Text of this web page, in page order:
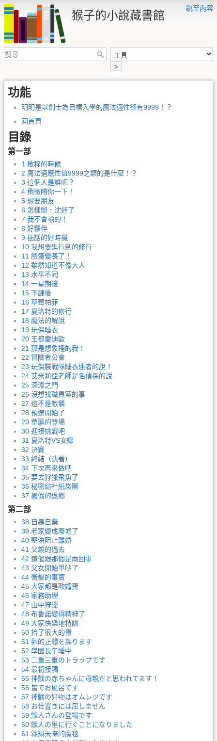
跳至內容
猴子的小說藏書館
>
功能
明明是以劍士為目標入學的魔法適性卻有9999！？
回首頁
目錄
第一部
1 啟程的時候
2 魔法適應性值9999之類的是什麼！？
3 這個人是誰呢？
4 稍微陪你一下！
5 想要朋友
6 怎樣辦，沈迷了
7 我不會輸的！
8 好夥伴
9 插話的好時機
10 我想要進行劍的修行
11 臉蛋變長了！
12 雖然知道不像大人
13 水平不同
14 一星期後
15 下課後
16 草莓帕菲
17 夏洛特的修行
18 魔法的解說
19 玩偶睡衣
20 王都雷迪歐
21 那是想象裡的我！
22 冒險者公會
23 玩偶裝戰隊睡衣連者的說！
24 艾米莉亞老師是名偵探的說
25 深淵之門
26 沒想找職員室的事
27 這不是敵襲
28 預選開始了
29 華麗的登場
30 迎接挑戰吧
31 夏洛特VS安娜
32 決賽
33 終結（決著）
34 下次再來做吧
35 要去狩獵飛魚了
36 秘密結社紙袋團
37 暑假的返鄉
第二部
38 自暴自棄
39 老家變成廢墟了
40 堅決阻止離婚
41 父親的過去
42 這個跟那個是兩回事
43 父女開始爭吵了
44 衝擊的事實
45 大家都是歐姆蛋
46 家務助理
47 山中狩獵
48 布魯諾變得精神了
49 大家快樂地特訓
50 拾了很大的蛋
51 卵的正體を探ります
52 學園長午睡中
53 二重三重のトラップです
54 最初接觸
55 神獣の赤ちゃんに母親だと思われてます！
56 皆でお風呂です
57 神獣の好物はオムレツです
58 お仕置きには屈しません
59 獣人さんの登場です
60 獣人の里に行くことになりました
61 翱翔天際的魔毯